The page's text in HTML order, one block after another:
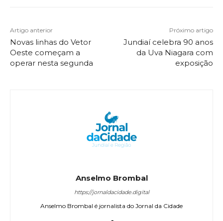
Artigo anterior
Novas linhas do Vetor
Oeste começam a
operar nesta segunda
Próximo artigo
Jundiaí celebra 90 anos
da Uva Niagara com
exposição
Anselmo Brombal
https://jornaldacidade.digital
Anselmo Brombal é jornalista do Jornal da Cidade